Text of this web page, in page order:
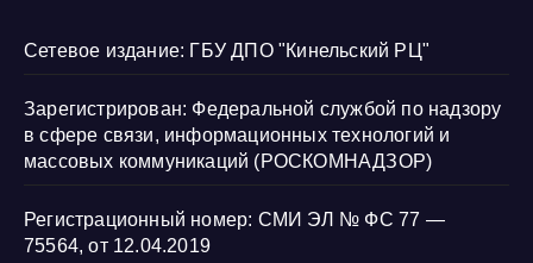
Сетевое издание: ГБУ ДПО "Кинельский РЦ"
Зарегистрирован: Федеральной службой по надзору
в сфере связи, информационных технологий и
массовых коммуникаций (РОСКОМНАДЗОР)
Регистрационный номер: СМИ ЭЛ № ФС 77 —
75564, от 12.04.2019